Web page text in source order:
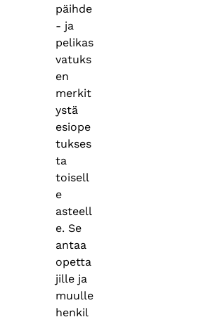
päihde
- ja
pelikas
vatuks
en
merkit
ystä
esiope
tukses
ta
toisell
e
asteell
e. Se
antaa
opetta
jille ja
muulle
henkil